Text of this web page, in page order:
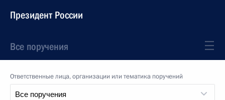
Президент России
Все поручения
Ответственные лица, организации или тематика поручений